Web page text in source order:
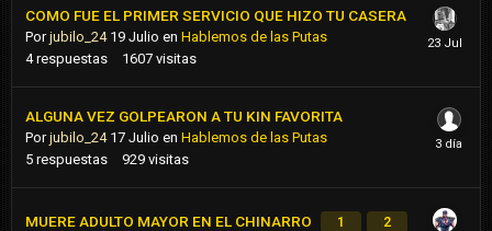
COMO FUE EL PRIMER SERVICIO QUE HIZO TU CASERA
Porjubilo_24 19 Julio en Hablemos de las Putas
4 respuestas 1607 visitas
ALGUNA VEZ GOLPEARON A TU KIN FAVORITA
Porjubilo_24 17 Julio en Hablemos de las Putas
5 respuestas 929 visitas
MUERE ADULTO MAYOR EN EL CHINARRO 1 2